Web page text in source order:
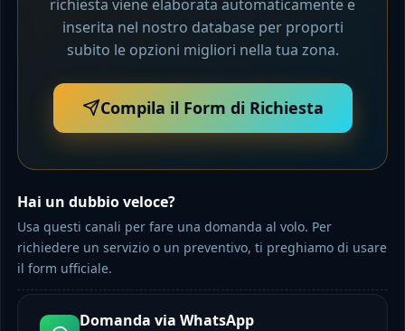
richiesta viene elaborata automaticamente e
inserita nel nostro database per proporti
subito le opzioni migliori nella tua zona.
Compila il Form di Richiesta
Hai un dubbio veloce?
Usa questi canali per fare una domanda al volo. Per
richiedere un servizio o un preventivo, ti preghiamo di usare
il form ufficiale.
Domanda via WhatsApp